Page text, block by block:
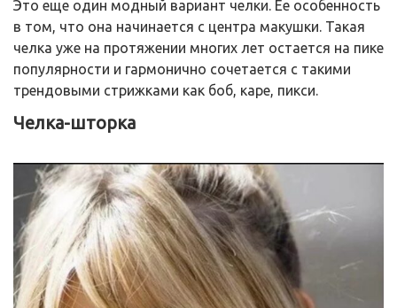
Это еще один модный вариант челки. Ее особенность
в том, что она начинается с центра макушки. Такая
челка уже на протяжении многих лет остается на пике
популярности и гармонично сочетается с такими
трендовыми стрижками как боб, каре, пикси.
Челка-шторка